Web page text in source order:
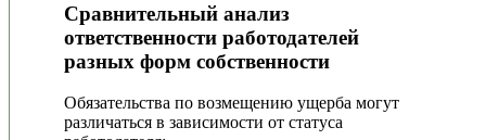
Сравнительный анализ
ответственности работодателей
разных форм собственности
Обязательства по возмещению ущерба могут
различаться в зависимости от статуса